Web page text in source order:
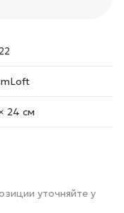
24 cм
уточняйте у